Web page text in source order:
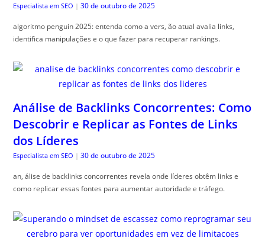
Especialista em SEO | 30 de outubro de 2025
algoritmo penguin 2025: entenda como a vers, ão atual avalia links,
identifica manipulações e o que fazer para recuperar rankings.
Análise de Backlinks Concorrentes: Como
Descobrir e Replicar as Fontes de Links
dos Líderes
Especialista em SEO | 30 de outubro de 2025
an, álise de backlinks concorrentes revela onde líderes obtêm links e
como replicar essas fontes para aumentar autoridade e tráfego.